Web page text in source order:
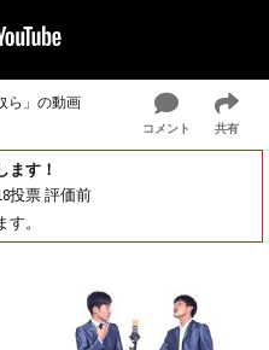
ら」の動画
コメント 共有
す！
投票 評価前
。